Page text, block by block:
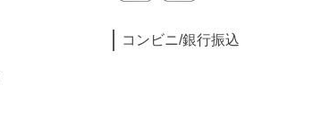
コンビニ/銀行振込